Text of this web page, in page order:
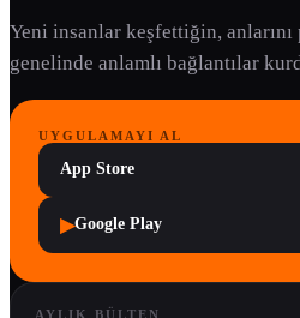
Yeni insanlar keşfettiğin, anlarını
genelinde anlamlı bağlantılar
UYGULAMAYI AL
App Store
▶Google Play
AYLIK BÜLTEN